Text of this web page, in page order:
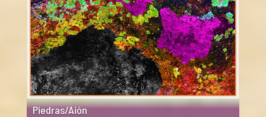
Piedras/Aión